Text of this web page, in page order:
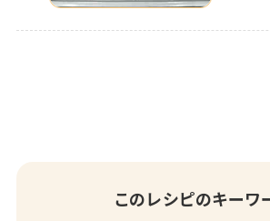
このレシピのキーワ